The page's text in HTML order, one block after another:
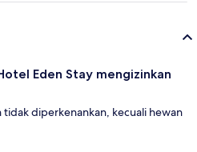
Eden Stay mengizinkan
tidak diperkenankan, kecuali hewan